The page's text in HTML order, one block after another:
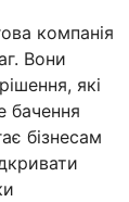
компанія
Вони
які
бачення
бізнесам